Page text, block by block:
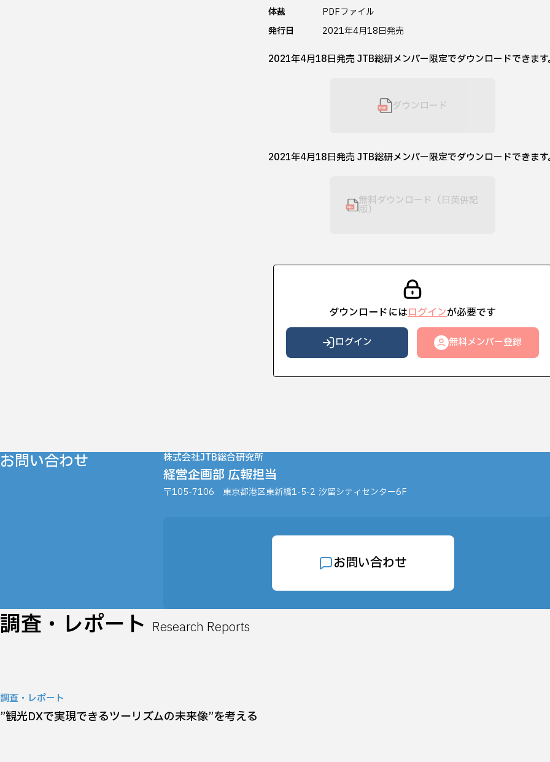
体裁
PDFファイル
発行日
2021年4月18日発売
2021年4月18日発売 JTB総研メンバー限定でダウンロードできます
ダウンロード
2021年4月18日発売 JTB総研メンバー限定でダウンロードできます
無料ダウンロード（日英併記
版）
ダウンロードにはログインが必要です
ログイン 無料メンバー登録
お問い合わせ 株式会社JTB総合研究所
経営企画部 広報担当
〒105-7106 東京都港区東新橋1-5-2 汐留シティセンター6F
お問い合わせ
調査・レポート Research Reports
調査・レポート
”観光DXで実現できるツーリズムの未来像”を考える